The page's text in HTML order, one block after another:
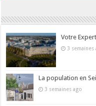
Votre
3 semaines
La population en
3 semaines ago